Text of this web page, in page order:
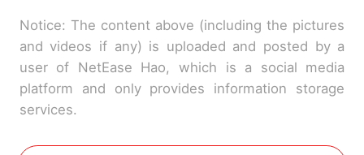
Notice: The content above (including the pictures
and videos if any) is uploaded and posted by a
user of NetEase Hao, which is a social media
platform and only provides information storage
services.